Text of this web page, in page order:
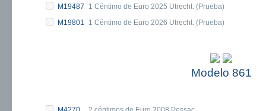
M19487
1 Céntimo de Euro 2025 Utrecht. (Prueba)
M19801
1 Céntimo de Euro 2026 Utrecht. (Prueba)
Modelo 861